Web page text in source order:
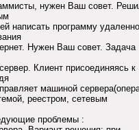
нужен Ваш совет.
написать программу
Нужен Ваш совет. Задача
Клиент присоединяясь к
машиной
реестром, сетевым
проблемы :